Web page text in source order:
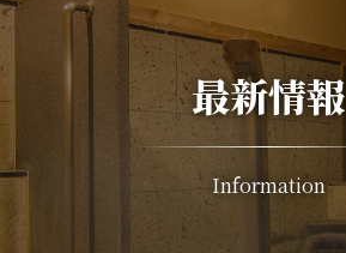
最新情報
Information